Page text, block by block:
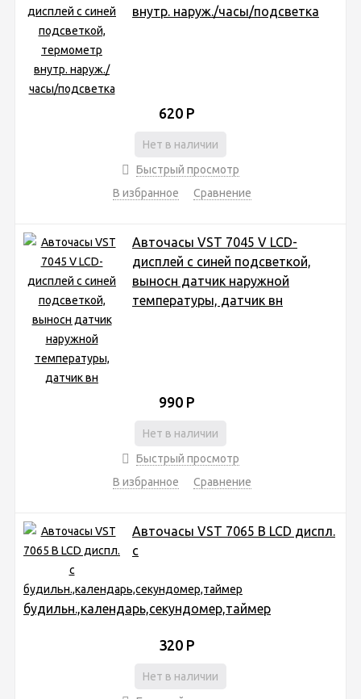
внутр. наруж./часы/подсветка
620 Р
Нет в наличии
Быстрый просмотр
В избранное
Сравнение
Авточасы VST 7045 V LCD-
дисплей с синей подсветкой,
выносн датчик наружной
температуры, датчик вн
990 Р
Нет в наличии
Быстрый просмотр
В избранное
Сравнение
Авточасы VST 7065 B LCD диспл.
с
будильн.,календарь,секундомер,таймер
320 Р
Нет в наличии